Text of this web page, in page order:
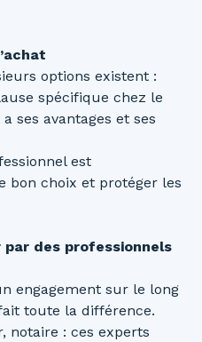
options existent :
spécifique chez le
ses avantages et ses
est
bon choix et protéger les
des professionnels
engagement sur le long
toute la différence.
notaire : ces experts